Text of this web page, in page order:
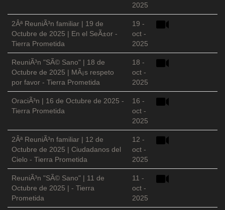
2025
2Âª ReuniÃ³n familiar | 19 de
Octubre de 2025 | En el SeÃ±or -
Tierra Prometida
19 -
oct -
2025
ReuniÃ³n "SÃ© Sano" | 18 de
Octubre de 2025 | MÃ¡s respeto
por favor - Tierra Prometida
18 -
oct -
2025
OraciÃ³n | 16 de Octubre de 2025 -
Tierra Prometida
16 -
oct -
2025
2Âª ReuniÃ³n familiar | 12 de
Octubre de 2025 | Ciudadanos del
Cielo - Tierra Prometida
12 -
oct -
2025
ReuniÃ³n "SÃ© Sano" | 11 de
Octubre de 2025 | - Tierra
Prometida
11 -
oct -
2025